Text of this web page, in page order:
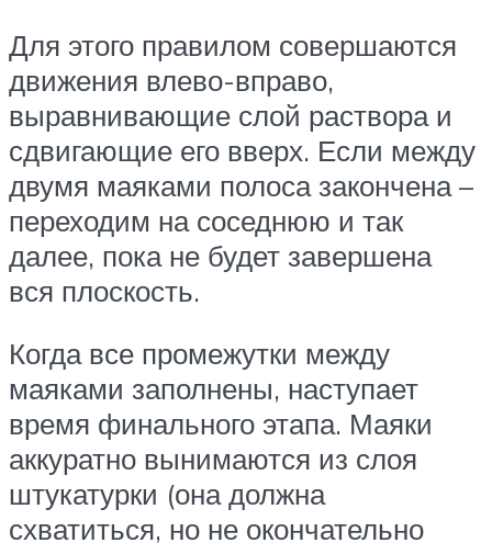
Для этого правилом совершаются
движения влево-вправо,
выравнивающие слой раствора и
сдвигающие его вверх. Если между
двумя маяками полоса закончена –
переходим на соседнюю и так
далее, пока не будет завершена
вся плоскость.
Когда все промежутки между
маяками заполнены, наступает
время финального этапа. Маяки
аккуратно вынимаются из слоя
штукатурки (она должна
схватиться, но не окончательно